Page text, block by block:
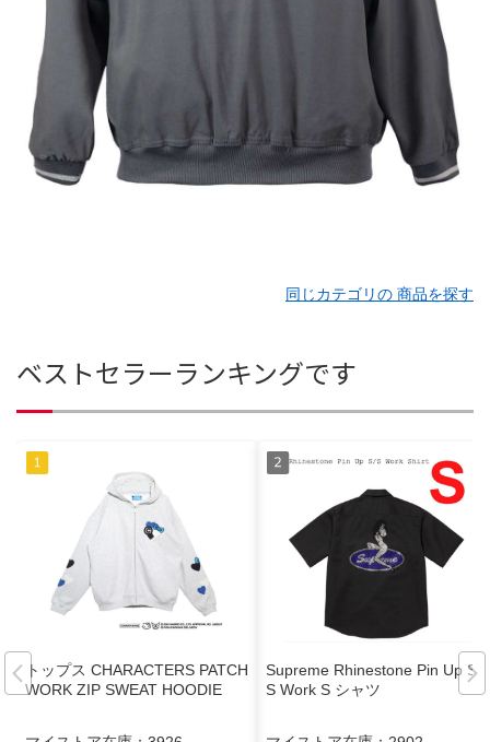
同じカテゴリの 商品を探す
ベストセラーランキングです
トップス CHARACTERS PATCH
WORK ZIP SWEAT HOODIE
Supreme Rhinestone Pin Up S/
S Work S シャツ